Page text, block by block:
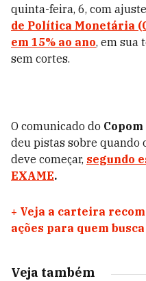
quinta-feira, 6, com
de Política Monetária
em 15% ao ano, em sua
sem cortes.
O comunicado do Copom
deu pistas sobre quando
deve começar, segundo
EXAME.
+ Veja a carteira
ações para quem
Veja também